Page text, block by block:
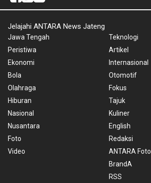
Jelajahi ANTARA News Jateng
Jawa Tengah
Peristiwa
Ekonomi
Bola
Olahraga
Hiburan
Nasional
Nusantara
Foto
Video
Teknologi
Artikel
Internasional
Otomotif
Fokus
Tajuk
Kuliner
English
Redaksi
ANTARA Foto
BrandA
RSS